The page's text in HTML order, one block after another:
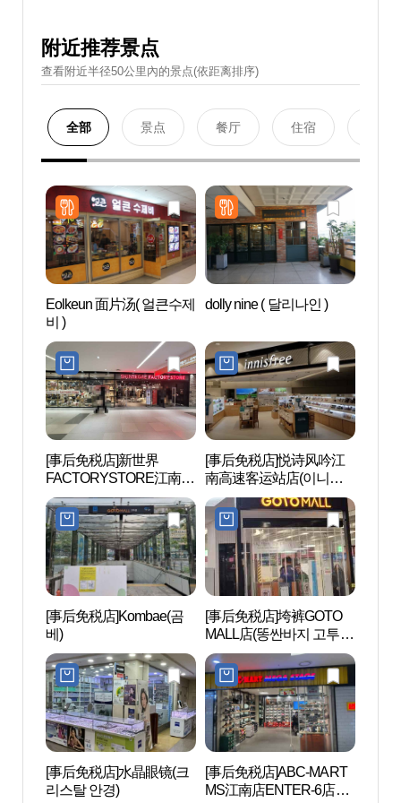
附近推荐景点
查看附近半径50公里內的景点(依距离排序)
全部 景点 餐厅 住宿
Eolkeun 面片汤( 얼큰수제
비 )
dolly nine ( 달리나인 )
[事后免税店]新世界
FACTORYSTORE江南店
(신세계 팩토리스토어 강
남점)
[事后免税店]悦诗风吟江
南高速客运站店(이니스
프리 강남고속터미널점)
[事后免税店]Kombae(곰
베)
[事后免税店]垮裤GOTO
MALL店(똥싼바지 고투몰
점)
[事后免税店]水晶眼镜(크
리스탈 안경)
[事后免税店]ABC-MART
MS江南店ENTER-6店